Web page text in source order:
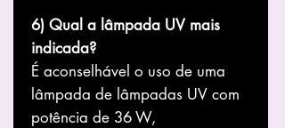
6) Qual a lâmpada UV mais
indicada?
É aconselhável o uso de uma
lâmpada de lâmpadas UV com
potência de 36 W,